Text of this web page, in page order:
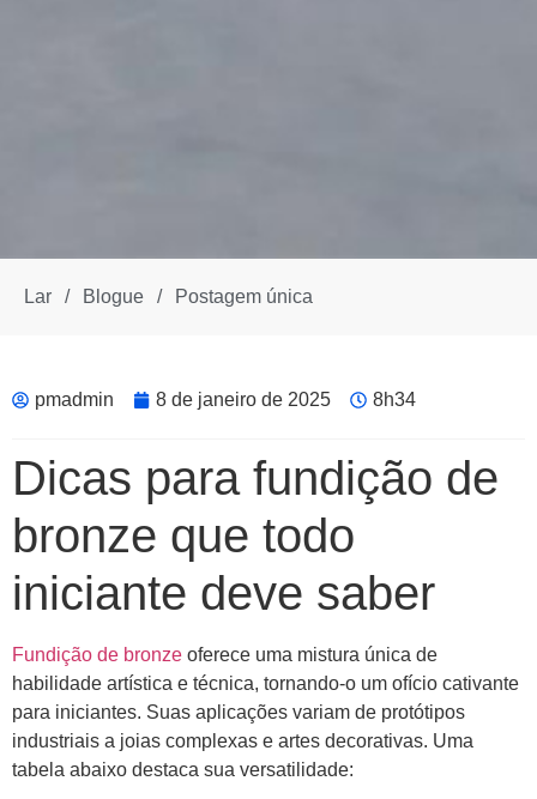
Lar / Blogue / Postagem única
pmadmin 8 de janeiro de 2025 8h34
Dicas para fundição de
bronze que todo
iniciante deve saber
Fundição de bronze oferece uma mistura única de
habilidade artística e técnica, tornando-o um ofício cativante
para iniciantes. Suas aplicações variam de protótipos
industriais a joias complexas e artes decorativas. Uma
tabela abaixo destaca sua versatilidade: